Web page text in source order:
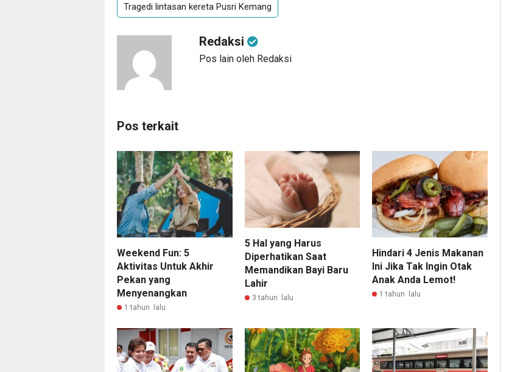
Tragedi lintasan kereta Pusri Kemang
Redaksi
Pos lain oleh Redaksi
Pos terkait
Weekend Fun: 5
Aktivitas Untuk Akhir
Pekan yang
Menyenangkan
1 tahun lalu
5 Hal yang Harus
Diperhatikan Saat
Memandikan Bayi Baru
Lahir
3 tahun lalu
Hindari 4 Jenis Makanan
Ini Jika Tak Ingin Otak
Anak Anda Lemot!
1 tahun lalu